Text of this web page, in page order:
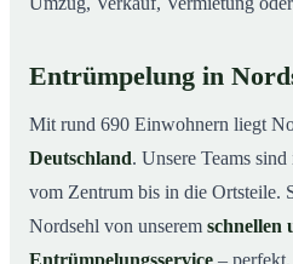
Entrümpelung in
Mit rund 690 Einwohnern liegt
Deutschland. Unsere Teams
vom Zentrum bis in die Ortsteile.
Nordsehl von unserem schnellen
Entrümpelungsservice –